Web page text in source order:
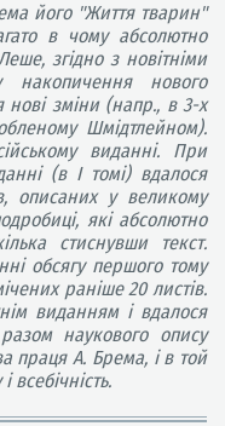
його "Життя тварин"
в чому абсолютно
згідно з новітніми
накопичення нового
нові зміни (напр., в 3-х
Шмідтлейном).
виданні. При
(в I томі) вдалося
описаних у великому
які абсолютно
стиснувши текст.
обсягу першого тому
раніше 20 листів.
виданням і вдалося
наукового опису
праця А. Брема, і в той
всебічність.